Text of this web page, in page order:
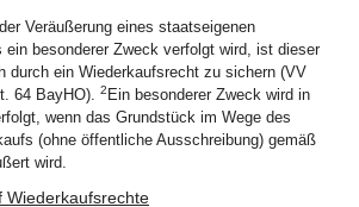
Veräußerung eines staatseigenen
ein besonderer Zweck verfolgt wird, ist dieser
durch ein Wiederkaufsrecht zu sichern (VV
64 BayHO). 2 Ein besonderer Zweck wird in
wenn das Grundstück im Wege des
(ohne öffentliche Ausschreibung) gemäß
wird.
Wiederkaufsrechte